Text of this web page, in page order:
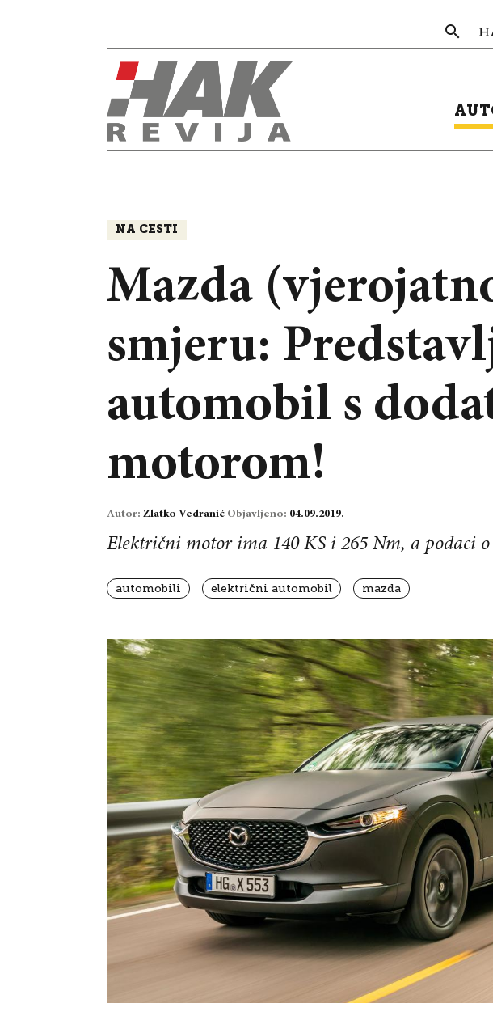
NA CESTI
Mazda
smjeru:
automobil s
motorom!
Autor: Zlatko Vedranić Objavljeno: 04.09.2019.
Električni motor ima 140 KS i 265 Nm, a podaci
automobili električni automobil mazda